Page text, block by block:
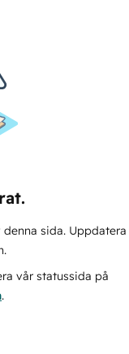
sida. Uppdatera
vår statussida på
.